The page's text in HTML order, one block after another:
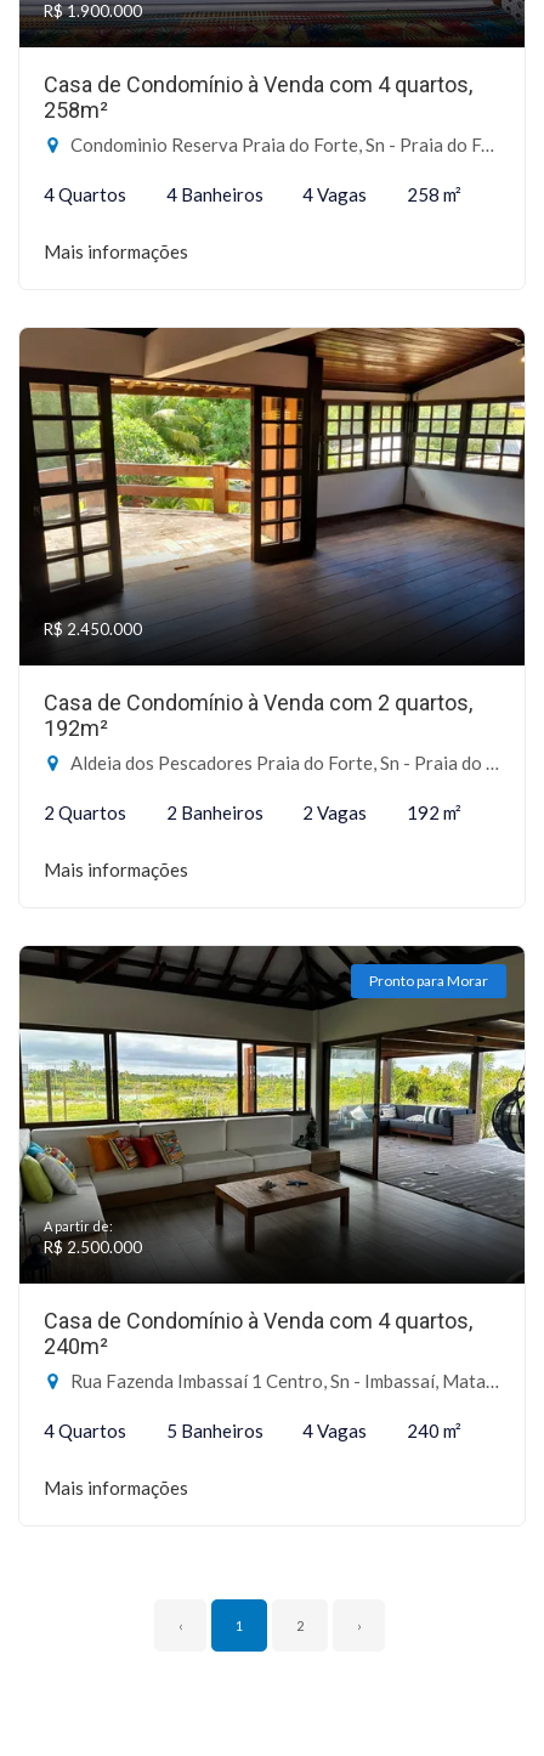
R$ 1.900.000
Casa de Condomínio à Venda com 4 quartos,
258m²
Condominio Reserva Praia do Forte, Sn - Praia do Forte, Mata de São João-BA
4 Quartos 4 Banheiros 4 Vagas 258 m²
Mais informações
R$ 2.450.000
Casa de Condomínio à Venda com 2 quartos,
192m²
Aldeia dos Pescadores Praia do Forte, Sn - Praia do Forte, Mata de São João-BA
2 Quartos 2 Banheiros 2 Vagas 192 m²
Mais informações
Pronto para Morar
A partir de:
R$ 2.500.000
Casa de Condomínio à Venda com 4 quartos,
240m²
Rua Fazenda Imbassaí 1 Centro, Sn - Imbassaí, Mata de São João-BA
4 Quartos 5 Banheiros 4 Vagas 240 m²
Mais informações
‹ 1 2 ›